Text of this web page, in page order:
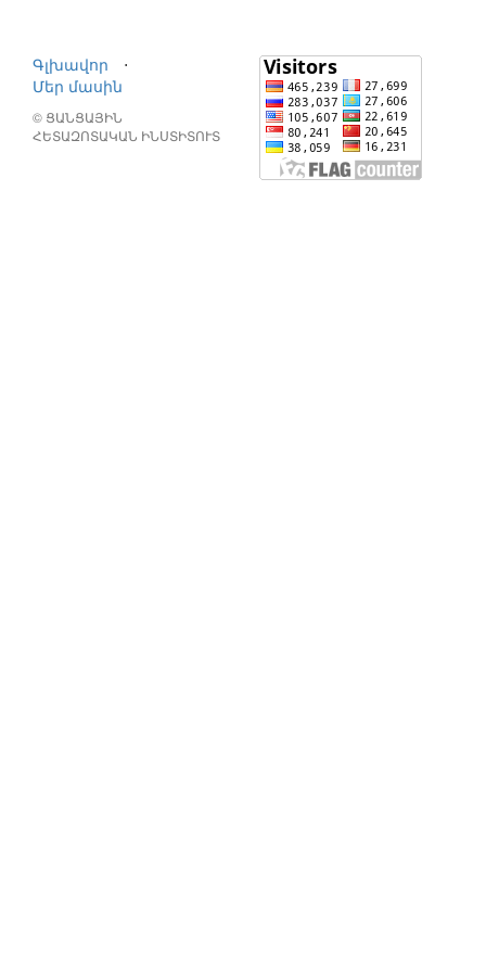
Գլխավոր
⋅
Մեր մասին
© ՑԱՆՑԱՅԻՆ
ՀԵՏԱԶՈՏԱԿԱՆ ԻՆՍՏԻՏՈՒՏ